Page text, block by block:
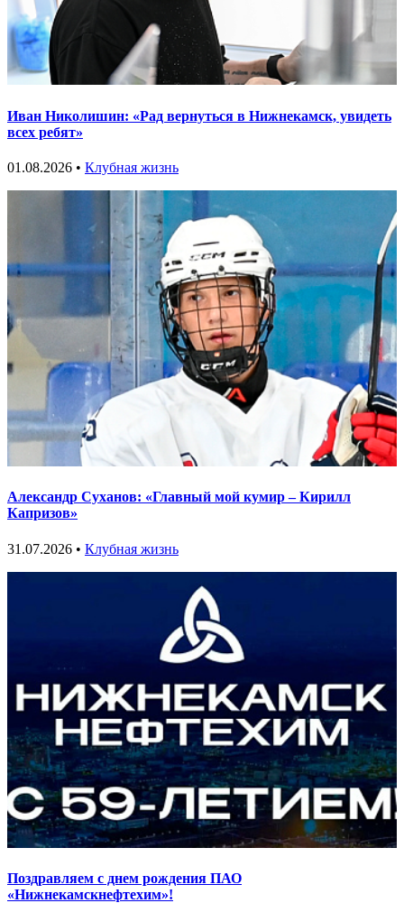
Иван Николишин: «Рад вернуться в Нижнекамск, увидеть
всех ребят»
01.08.2026 • Клубная жизнь
Александр Суханов: «Главный мой кумир – Кирилл
Капризов»
31.07.2026 • Клубная жизнь
Поздравляем с днем рождения ПАО
«Нижнекамскнефтехим»!